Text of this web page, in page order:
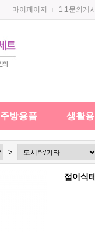
마이페이지 1:1문의게
주방용품 생활
>
접이식